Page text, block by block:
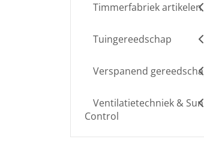
Timmerfabriek artikelen
Tuingereedschap
Verspanend
Ventilatietechniek & Sun
Control